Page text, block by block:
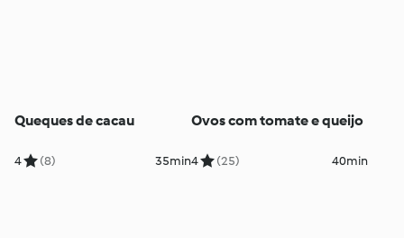
Queques de cacau
4 (8) 35min
Ovos com tomate e queijo
4 (25) 40min